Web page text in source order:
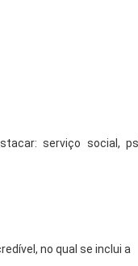
serviço social,
no qual se inclui a